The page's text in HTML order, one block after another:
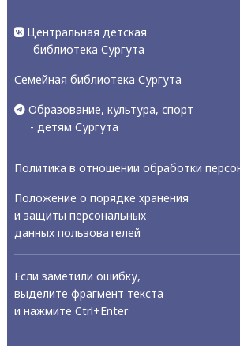
Центральная детская
библиотека Сургута
Семейная библиотека Сургута
Образование, культура, спорт
- детям Сургута
Политика в отношении обработки
Положение о порядке хранения
и защиты персональных
данных пользователей
Если заметили ошибку,
выделите фрагмент текста
и нажмите Ctrl+Enter